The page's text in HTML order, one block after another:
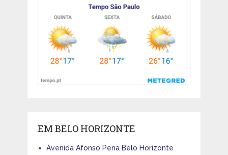
EM BELO HORIZONTE
Avenida Afonso Pena Belo Horizonte